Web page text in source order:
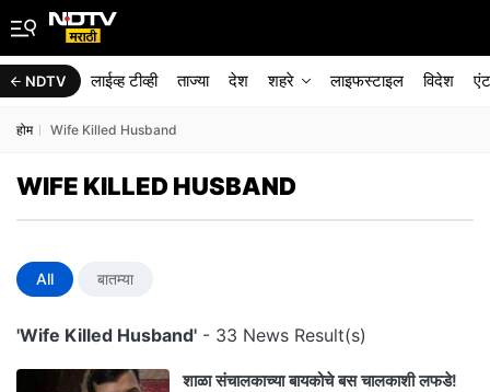
NDTV लाईव्ह टीव्ही ताज्या देश शहरे लाइफस्टाइल विदेश
होम Wife Killed Husband
WIFE KILLED HUSBAND
All बातम्या
'Wife Killed Husband' - 33 News Result(s)
शाळा संचालकाच्या बायकोचे बस चालकाशी लफडे!